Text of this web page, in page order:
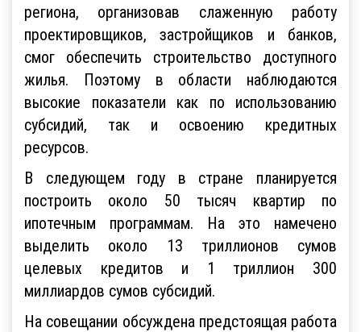
региона, организовав слаженную работу
проектировщиков, застройщиков и банков,
смог обеспечить строительство доступного
жилья. Поэтому в области наблюдаются
высокие показатели как по использованию
субсидий, так и освоению кредитных
ресурсов.
В следующем году в стране планируется
построить около 50 тысяч квартир по
ипотечным программам. На это намечено
выделить около 13 триллионов сумов
целевых кредитов и 1 триллион 300
миллиардов сумов субсидий.
На совещании обсуждена предстоящая работа